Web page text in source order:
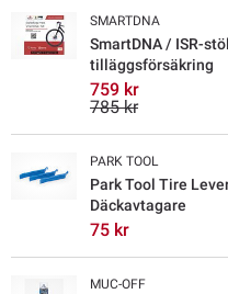
SMARTDNA
SmartDNA / ISR-
tilläggsförsäkring
759 kr
785 kr
PARK TOOL
Park Tool Tire
Däckavtagare
75 kr
MUC-OFF